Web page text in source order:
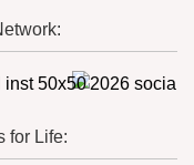
for Life: